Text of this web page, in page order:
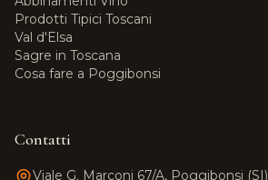
Prodotti Tipici Toscani
Val d'Elsa
Sagre in Toscana
Cosa fare a Poggibonsi
Contatti
Viale G. Marconi 67/A, Poggibonsi (SI)